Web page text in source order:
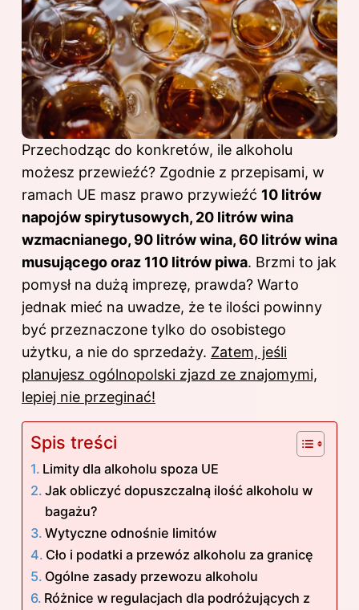
Przechodząc do konkretów, ile alkoholu
możesz przewieźć? Zgodnie z przepisami, w
ramach UE masz prawo przywieźć 10 litrów
napojów spirytusowych, 20 litrów wina
wzmacnianego, 90 litrów wina, 60 litrów wina
musującego oraz 110 litrów piwa. Brzmi to jak
pomysł na dużą imprezę, prawda? Warto
jednak mieć na uwadze, że te ilości powinny
być przeznaczone tylko do osobistego
użytku, a nie do sprzedaży. Zatem, jeśli
planujesz ogólnopolski zjazd ze znajomymi,
lepiej nie przeginać!
Spis treści
Limity dla alkoholu spoza UE
Jak obliczyć dopuszczalną ilość alkoholu w
bagażu?
Wytyczne odnośnie limitów
Cło i podatki a przewóz alkoholu za granicę
Ogólne zasady przewozu alkoholu
Różnice w regulacjach dla podróżujących z